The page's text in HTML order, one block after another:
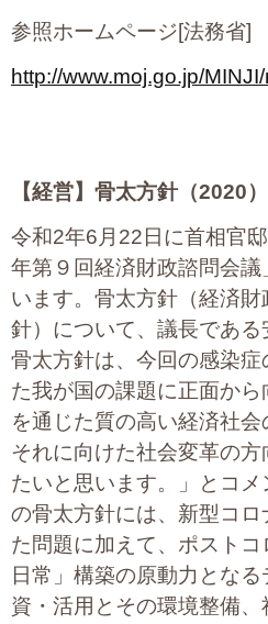
参照ホームページ[法務省]
http://www.moj.go.jp/
【経営】 骨太方針（2020
令和2年6月22日に首相官
年第９回経済財政諮問会
います。骨太方針（経済
針）について、議長であ
骨太方針は、今回の感染
た我が国の課題に正面か
を通じた質の高い経済社会
それに向けた社会変革の
たいと思います。」とコ
の骨太方針には、新型コ
た問題に加えて、ポスト
日常」構築の原動力とな
資・活用とその環境整備